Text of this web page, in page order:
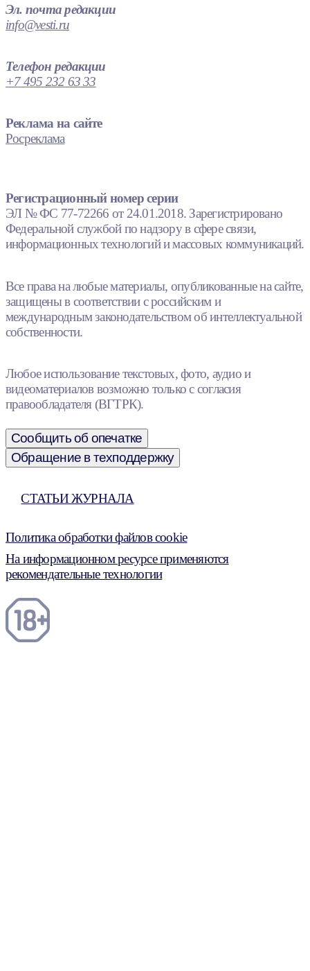
Эл. почта редакции
info@vesti.ru
Телефон редакции
+7 495 232 63 33
Реклама на сайте
Росреклама
Регистрационный номер серии
ЭЛ № ФС 77-72266 от 24.01.2018. Зарегистрировано
Федеральной службой по надзору в сфере связи,
информационных технологий и массовых коммуникаций.
Все права на любые материалы, опубликованные на сайте,
защищены в соответствии с российским и
международным законодательством об интеллектуальной
собственности.
Любое использование текстовых, фото, аудио и
видеоматериалов возможно только с согласия
правообладателя (ВГТРК).
Сообщить об опечатке
Обращение в техподдержку
СТАТЬИ ЖУРНАЛА
Политика обработки файлов cookie
На информационном ресурсе применяются
рекомендательные технологии